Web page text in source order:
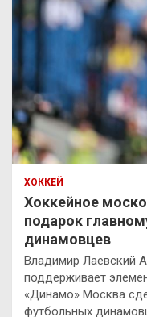
ХОККЕЙ
Хоккейное
подарок
динамовцев
Владимир Лаевский
поддерживает
«Динамо» Москва
футбольных